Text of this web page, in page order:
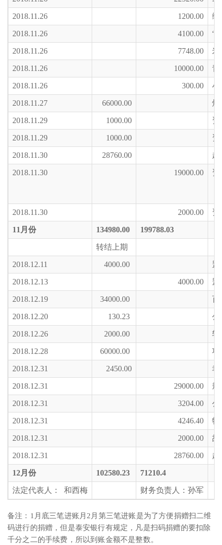
2018.11.26 1200.00 绿
2018.11.26 4100.00 “
2018.11.26 7748.00 米
2018.11.26 10000.00 青
2018.11.26 300.00 小
2018.11.27 66000.00 焕
2018.11.29 1000.00 资
2018.11.29 1000.00 资
2018.11.30 28760.00 超
2018.11.30 19000.00 资
2018.11.30 2000.00 资
11 月份 134980.00 199788.03
转结上期
2018.12.11 4000.00 罡
2018.12.13 4000.00 罡
2018.12.19 34000.00 百
2018.12.20 130.23 公
2018.12.26 2000.00 轩
2018.12.28 60000.00 项
2018.12.31 2450.00 幸
2018.12.31 29000.00 规
2018.12.31 3204.00 公
2018.12.31 4246.40 物
2018.12.31 2000.00 故
2018.12.31 28760.00 超
12月份 102580.23 71210.4
法定代表人： 和西梅 财务负责人：孙军
备注：1月底三笔进账月2月第三笔进账是为了方便捐赠扫二维
码进行的捐赠，但是泰安银行有规定，凡是扫码捐赠的要扣除
千分之二的手续费，所以到账金额不是整数。